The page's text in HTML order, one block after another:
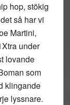
hop, stökig
så har vi
Martini,
under
lovande
som
klingande
lyssnare.